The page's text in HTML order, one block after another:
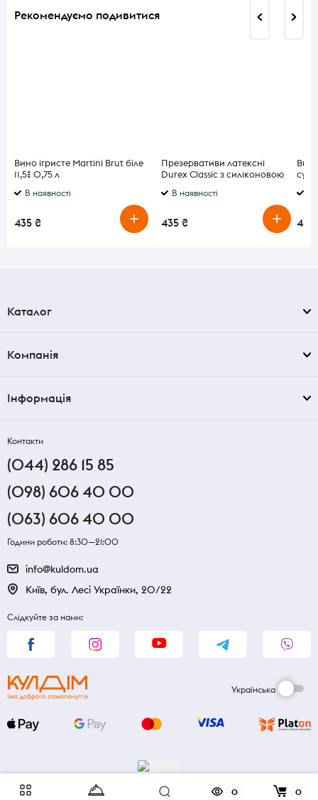
0 0
Рекомендуємо подивитися
Вино ігристе Martini Brut біле
11,5% 0,75 л
В наявності
435 ₴
Презервативи латексні
Durex Classic з силіконовою
В наявності
435 ₴
сухе
439
Каталог
Компанія
Інформація
Контакти
(044) 286 15 85
(098) 606 40 00
(063) 606 40 00
Години роботи: 8:30—21:00
info@kuldom.ua
Київ, бул. Лесі Українки, 20/22
Слідкуйте за нами:
Українська